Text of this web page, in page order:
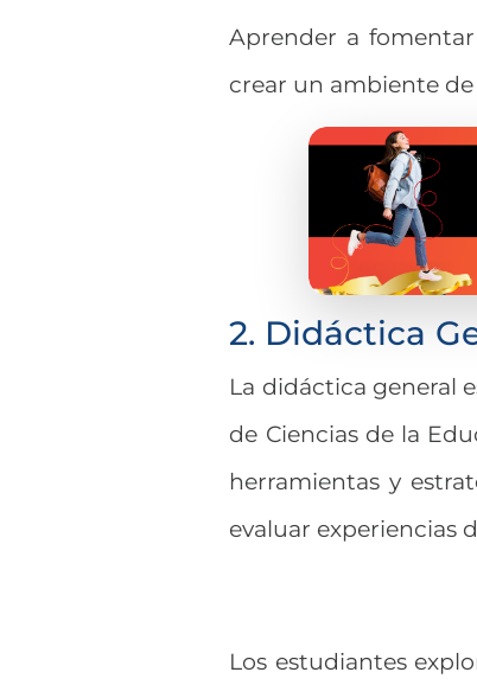
Aprender a
crear un ambiente
2. Didáctica
La didáctica general
de Ciencias de la
herramientas y
evaluar experiencias
Los estudiantes